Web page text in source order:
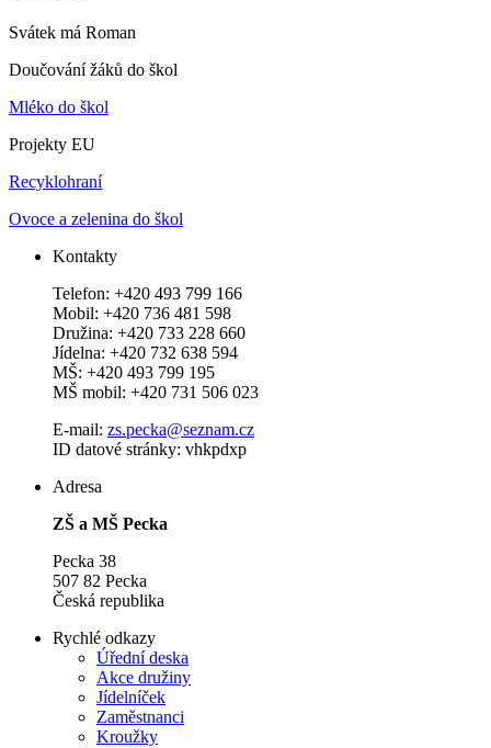
Svátek má Roman
Doučování žáků do škol
Mléko do škol
Projekty EU
Recyklohraní
Ovoce a zelenina do škol
Kontakty
Telefon: +420 493 799 166
Mobil: +420 736 481 598
Družina: +420 733 228 660
Jídelna: +420 732 638 594
MŠ: +420 493 799 195
MŠ mobil: +420 731 506 023
E-mail: zs.pecka@seznam.cz
ID datové stránky: vhkpdxp
Adresa
ZŠ a MŠ Pecka
Pecka 38
507 82 Pecka
Česká republika
Rychlé odkazy
Úřední deska
Akce družiny
Jídelníček
Zaměstnanci
Kroužky